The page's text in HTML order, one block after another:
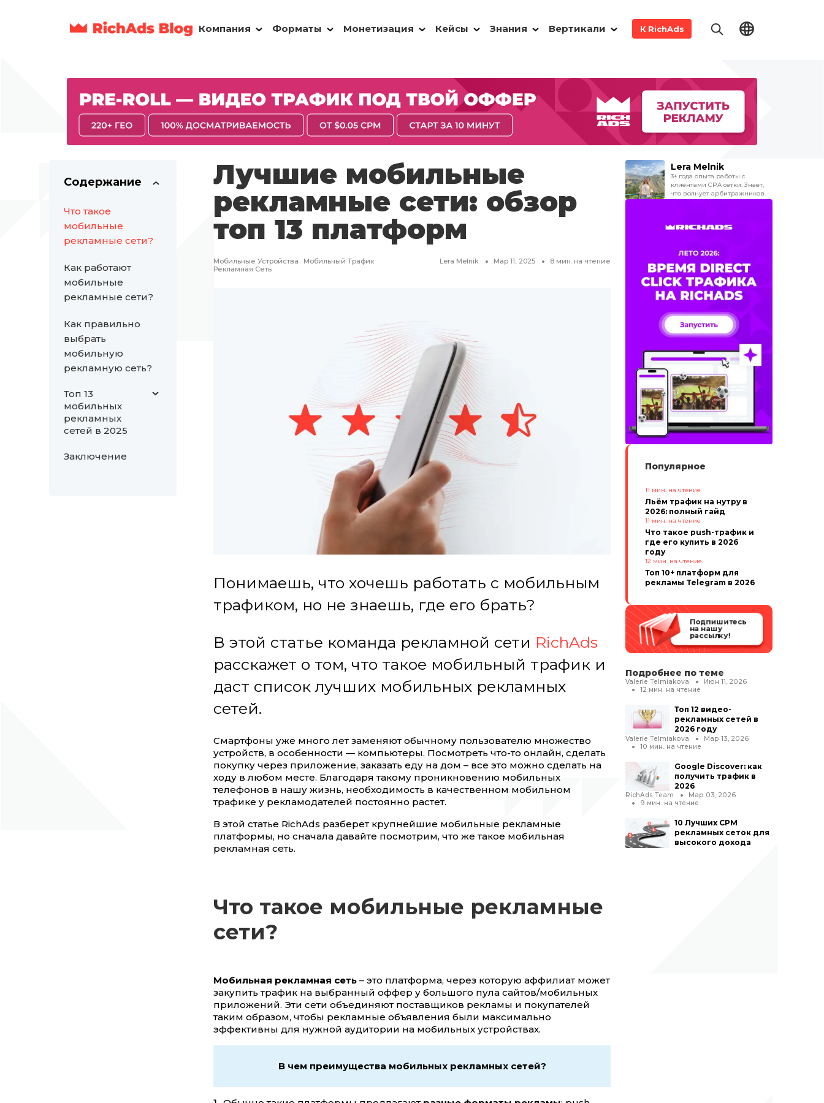
Компания Форматы Монетизация Кейсы Знания Вертикали К RichAds
Содержание
Что такое
мобильные
рекламные сети?
Как работают
мобильные
рекламные сети?
Как правильно
выбрать
мобильную
рекламную сеть?
Топ 13
мобильных
рекламных
сетей в 2025
Заключение
Лучшие мобильные
рекламные сети: обзор
топ 13 платформ
Мобильные Устройства
Мобильный Трафик
Рекламная Сеть
Lera Melnik Мар 11, 2025 8 мин. на чтение
Понимаешь, что хочешь работать с мобильным
трафиком, но не знаешь, где его брать?
В этой статье команда рекламной сети RichAds
расскажет о том, что такое мобильный трафик и
даст список лучших мобильных рекламных
сетей.
Смартфоны уже много лет заменяют обычному пользователю множество
устройств, в особенности — компьютеры. Посмотреть что-то онлайн, сделать
покупку через приложение, заказать еду на дом – все это можно сделать на
ходу в любом месте. Благодаря такому проникновению мобильных
телефонов в нашу жизнь, необходимость в качественном мобильном
трафике у рекламодателей постоянно растет.
В этой статье RichAds разберет крупнейшие мобильные рекламные
платформы, но сначала давайте посмотрим, что же такое мобильная
рекламная сеть.
Что такое мобильные рекламные
сети?
Мобильная рекламная сеть – это платформа, через которую аффилиат может
закупить трафик на выбранный оффер у большого пула сайтов/мобильных
приложений. Эти сети объединяют поставщиков рекламы и покупателей
таким образом, чтобы рекламные объявления были максимально
эффективны для нужной аудитории на мобильных устройствах.
В чем преимущества мобильных рекламных сетей?
Lera Melnik
3+ года опыта работы с
клиентами CPA сетки. Знает,
что волнует арбитражников.
Популярное
11 мин. на чтение
Льём трафик на нутру в
2026: полный гайд
11 мин. на чтение
Что такое push-трафик и
где его купить в 2026
году
12 мин. на чтение
Топ 10+ платформ для
рекламы Telegram в 2026
Подпишитесь
на нашу
рассылку!
Подробнее по теме
Valerie Telmiakova
Июн 11, 2026
12 мин. на чтение
Топ 12 видео-
рекламных сетей в
2026 году
Valerie Telmiakova
Мар 13, 2026
10 мин. на чтение
Google Discover: как
получить трафик в
2026
RichAds Team
Мар 03, 2026
9 мин. на чтение
10 Лучших CPM
рекламных сеток для
высокого дохода